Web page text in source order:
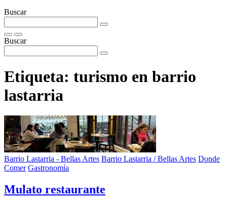
Buscar
Buscar
Etiqueta: turismo en barrio
lastarria
Barrio Lastarria - Bellas Artes Barrio Lastarria / Bellas Artes Donde
Comer Gastronomía
Mulato restaurante